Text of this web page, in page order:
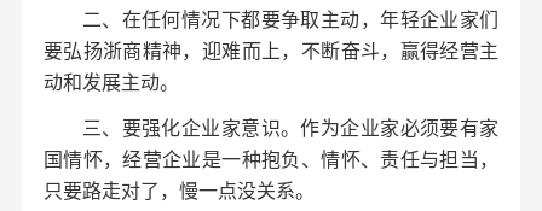
二、在任何情况下都要争取主动，年轻企业家们
要弘扬浙商精神，迎难而上，不断奋斗，赢得经营主
动和发展主动。
三、要强化企业家意识。作为企业家必须要有家
国情怀，经营企业是一种抱负、情怀、责任与担当，
只要路走对了，慢一点没关系。